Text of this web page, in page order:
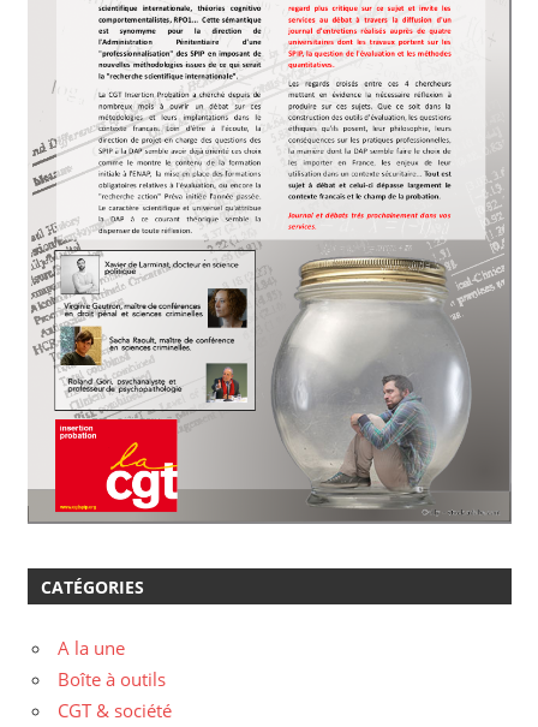
CATÉGORIES
A la une
Boîte à outils
CGT & société